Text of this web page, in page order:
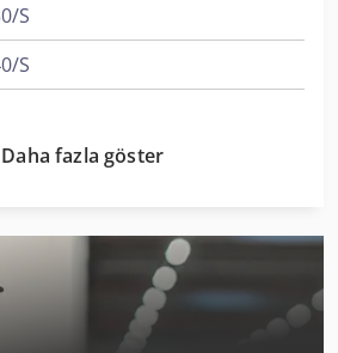
S
S
Daha fazla göster